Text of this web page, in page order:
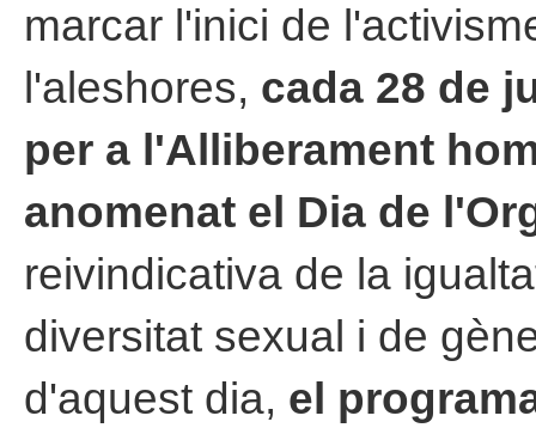
marcar l'inici de
l'aleshores, cada 28 de
per a l'Alliberament
anomenat el Dia de
reivindicativa de la
diversitat sexual i de
d'aquest dia, el